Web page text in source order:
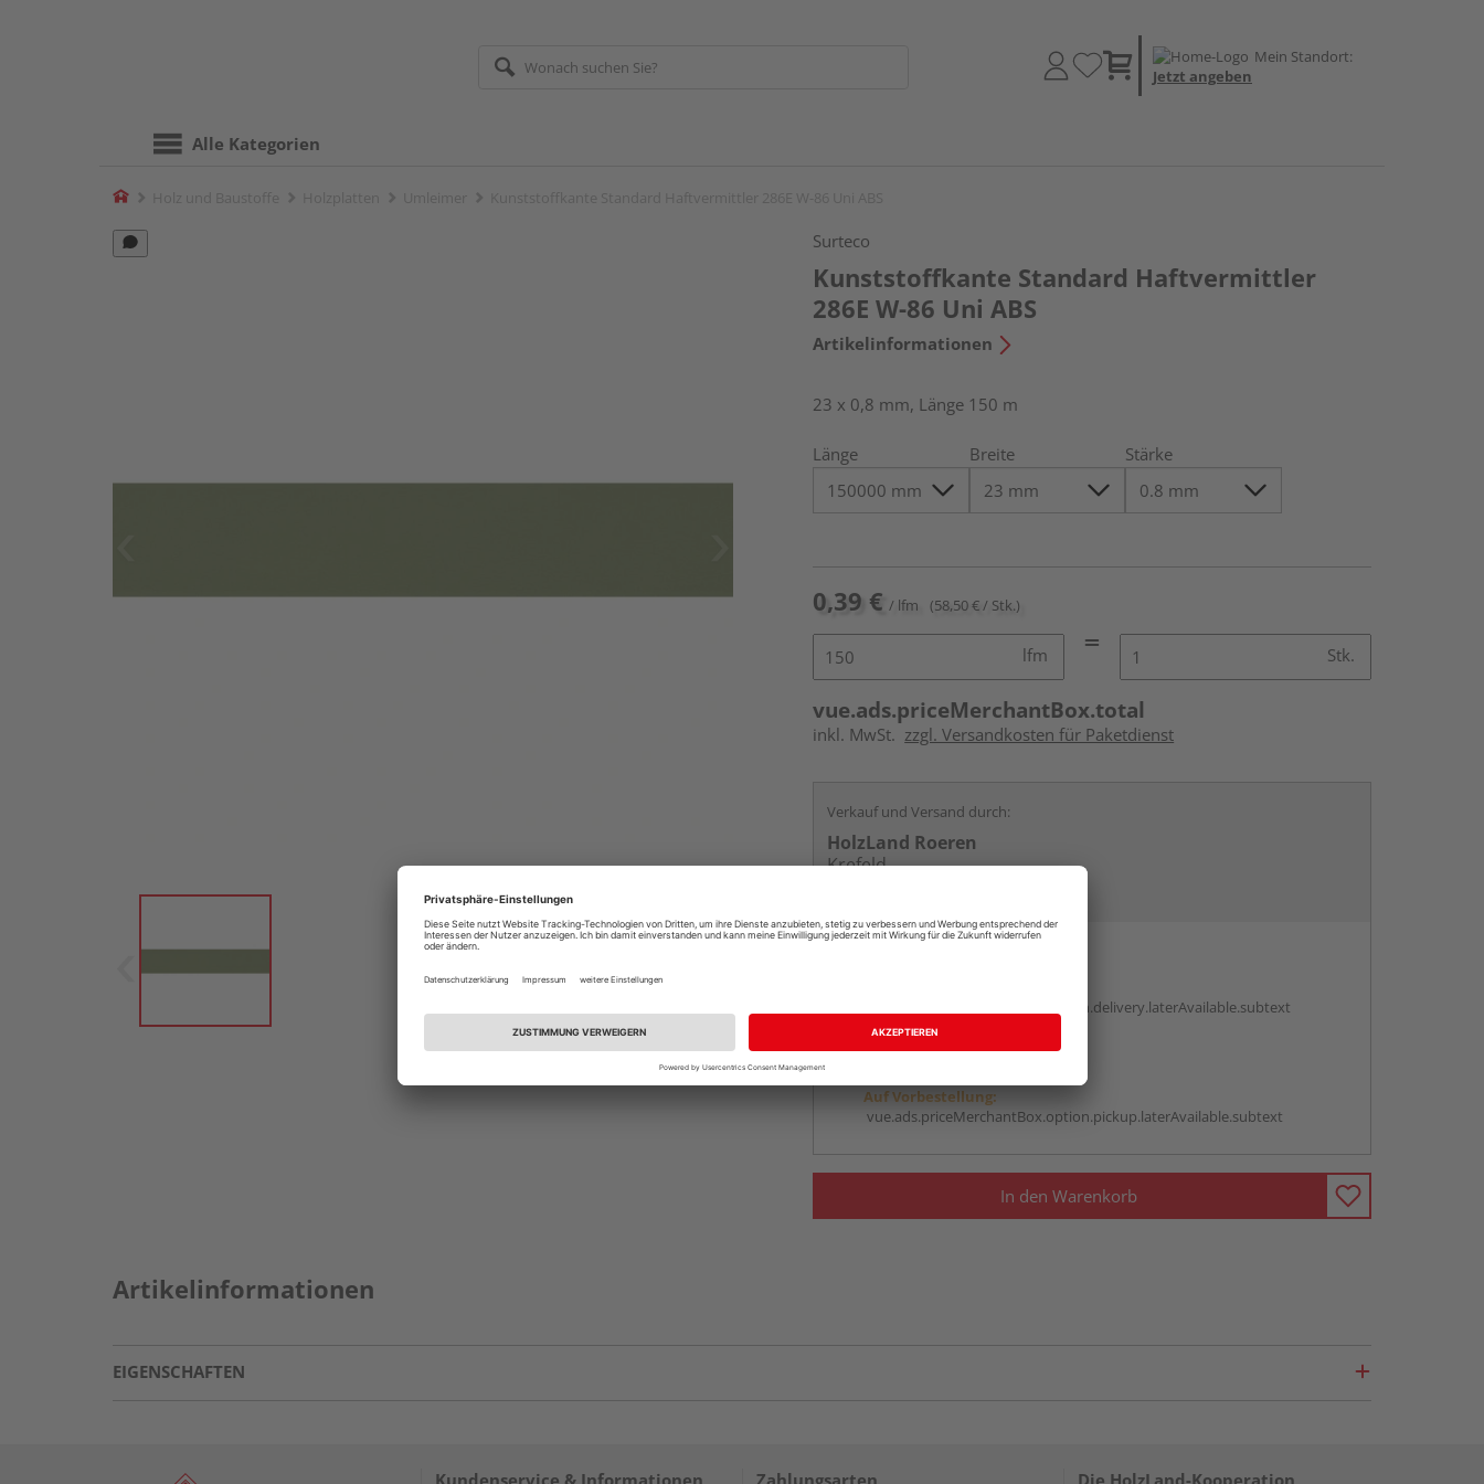
Mein Standort:
Jetzt angeben
Alle Kategorien
Home
Surteco
Kunststoffkante Standard Haftvermittler
286E W-86 Uni ABS
Artikelinformationen
23 x 0,8 mm, Länge 150 m
Länge Breite Stärke
0,39 € / lfm (58,50 € / Stk.)
lfm Stk.
vue.ads.priceMerchantBox.total
inkl. MwSt. zzgl. Versandkosten für Paketdienst
Verkauf und Versand durch:
HolzLand Roeren
Krefeld
vue.ads.priceMerchantBox.option.delivery.laterAvailable.subtext
Auf Vorbestellung:
vue.ads.priceMerchantBox.option.pickup.laterAvailable.subtext
In den Warenkorb
Artikelinformationen
EIGENSCHAFTEN
Kundenservice & Informationen Zahlungsarten Die HolzLand-Kooperation